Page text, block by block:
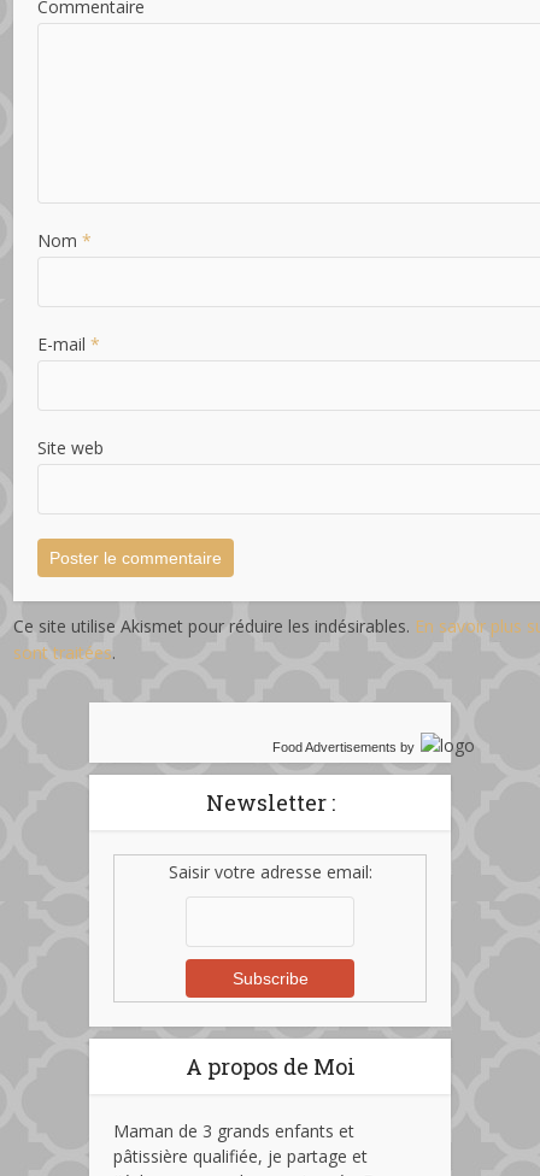
Commentaire
Nom*
E-mail*
Site web
Ce site utilise Akismet pour réduire les indésirables. En savoir plus
sont traitées.
Food Advertisements by
Newsletter :
Saisir votre adresse email:
A propos de Moi
Maman de 3 grands enfants et
pâtissière qualifiée, je partage et